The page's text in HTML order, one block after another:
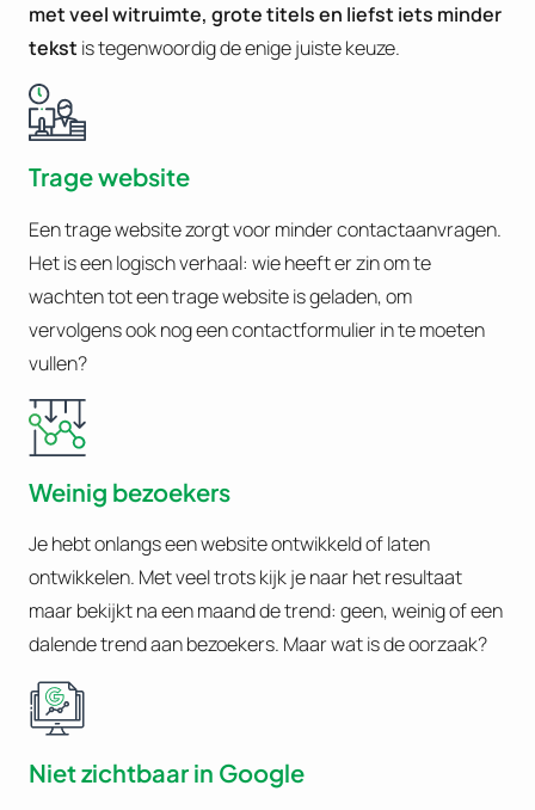
met veel witruimte, grote titels en liefst iets minder
tekst is tegenwoordig de enige juiste keuze.
Trage website
Een trage website zorgt voor minder contactaanvragen.
Het is een logisch verhaal: wie heeft er zin om te
wachten tot een trage website is geladen, om
vervolgens ook nog een contactformulier in te moeten
vullen?
Weinig bezoekers
Je hebt onlangs een website ontwikkeld of laten
ontwikkelen. Met veel trots kijk je naar het resultaat
maar bekijkt na een maand de trend: geen, weinig of een
dalende trend aan bezoekers. Maar wat is de oorzaak?
Niet zichtbaar in Google